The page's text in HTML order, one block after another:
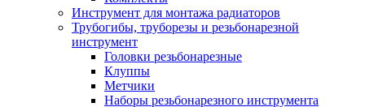
Инструмент для монтажа радиаторов
Трубогибы, труборезы и резьбонарезной
инструмент
Головки резьбонарезные
Клуппы
Метчики
Наборы резьбонарезного инструмента